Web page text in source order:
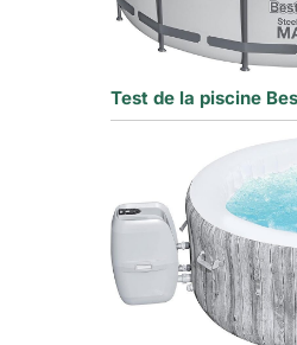
Test de la piscine